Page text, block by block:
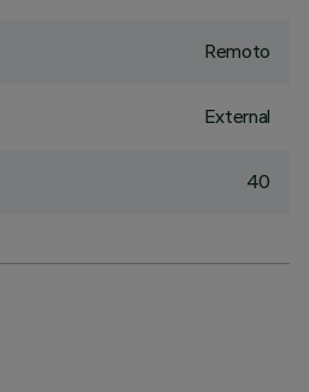
Remoto
External
40